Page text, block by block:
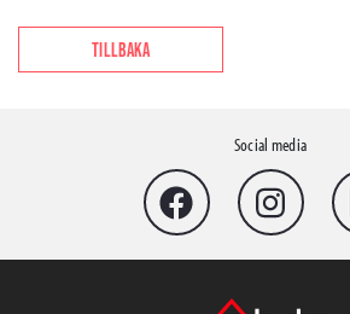
TILLBAKA
Social media